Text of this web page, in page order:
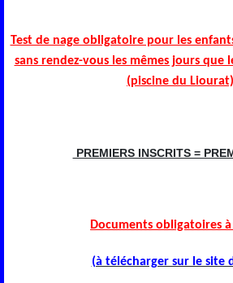
Test de nage obligatoire pour les
sans rendez-vous les mêmes jours que
(piscine du
PREMIERS INSCRITS =
Documents obligatoires
(à télécharger sur le site